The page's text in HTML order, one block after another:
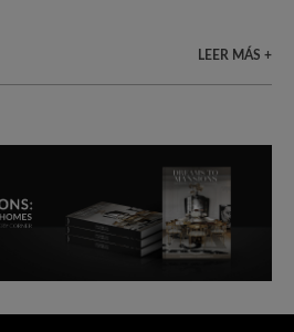
LEER MÁS +